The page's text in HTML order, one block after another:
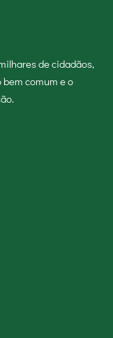
de cidadãos,
comum e o